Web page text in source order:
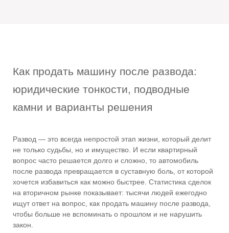
Как продать машину после развода:
юридические тонкости, подводные
камни и варианты решения
Развод — это всегда непростой этап жизни, который делит
не только судьбы, но и имущество. И если квартирный
вопрос часто решается долго и сложно, то автомобиль
после развода превращается в суставную боль, от которой
хочется избавиться как можно быстрее. Статистика сделок
на вторичном рынке показывает: тысячи людей ежегодно
ищут ответ на вопрос, как продать машину после развода,
чтобы больше не вспоминать о прошлом и не нарушить
закон.